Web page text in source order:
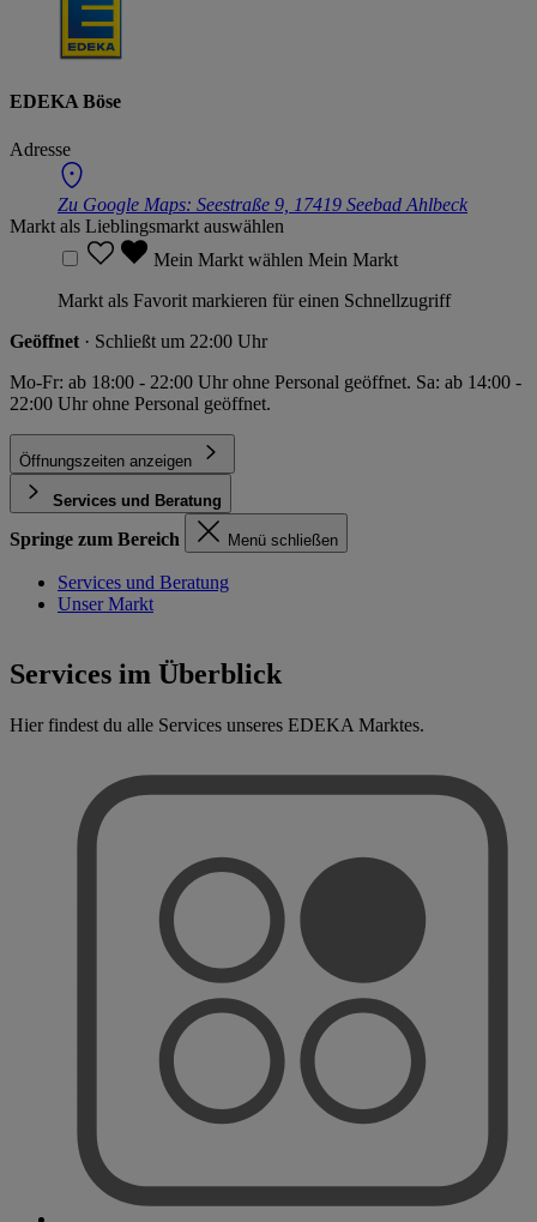
EDEKA Böse
Adresse
Zu Google Maps: Seestraße 9, 17419 Seebad Ahlbeck
Markt als Lieblingsmarkt auswählen
Mein Markt wählen Mein Markt
Markt als Favorit markieren für einen Schnellzugriff
Geöffnet · Schließt um 22:00 Uhr
Mo-Fr: ab 18:00 - 22:00 Uhr ohne Personal geöffnet. Sa: ab 14:00 -
22:00 Uhr ohne Personal geöffnet.
Öffnungszeiten anzeigen
Services und Beratung
Springe zum Bereich Menü schließen
Services und Beratung
Unser Markt
Services im Überblick
Hier findest du alle Services unseres EDEKA Marktes.